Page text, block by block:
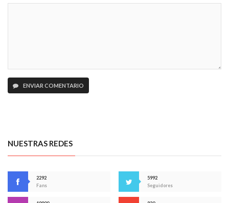
ENVIAR COMENTARIO
NUESTRAS REDES
2292
Fans
5992
Seguidores